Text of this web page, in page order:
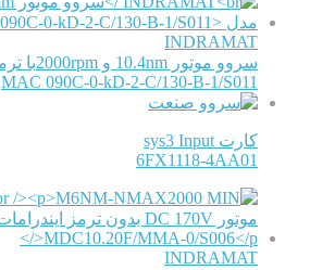
INDRAMAT
سروو موتور 10.4nm و 2000rpmبا ترمز مدل
MAC 090C-0-kD-2-C/130-B-1/S011
کارت sys3 Input
6FX1118-4AA01
INDRAMAT